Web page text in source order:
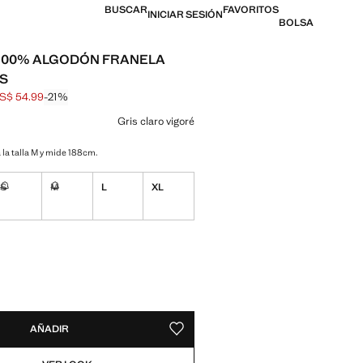
BUSCARINICIAR SESIÓNFAVORITOS
BOLSA
ALGODÓN FRANELA
[US$ 69.99 ]
[US$ 54.99 ]
54.99-21%
color
Gris claro vigoré
talla M y mide 188cm.
S M L XL
AÑADIR GUARDAR COMO FAVORITO